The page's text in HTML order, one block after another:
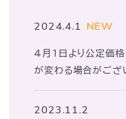
2024.4.1 NEW
4月1日より公定価格
が変わる場合がござ
2023.11.2